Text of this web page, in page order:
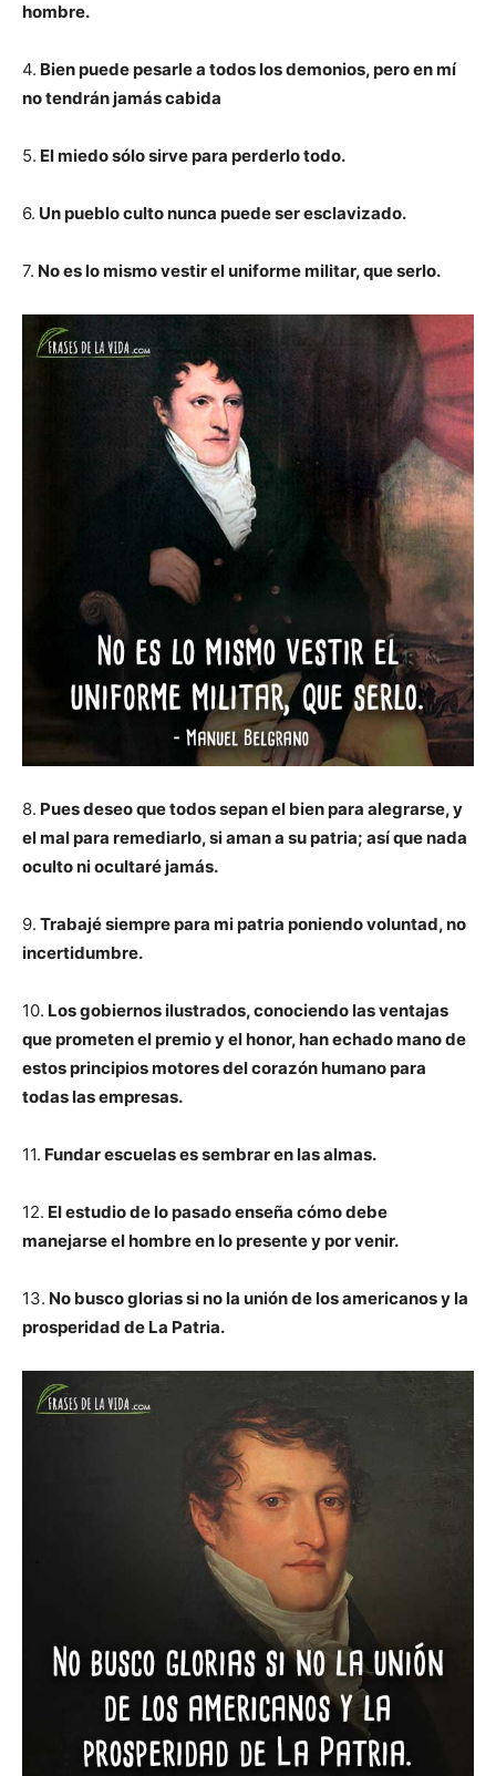
hombre.
4. Bien puede pesarle a todos los demonios, pero en mí
no tendrán jamás cabida
5. El miedo sólo sirve para perderlo todo.
6. Un pueblo culto nunca puede ser esclavizado.
7. No es lo mismo vestir el uniforme militar, que serlo.
8. Pues deseo que todos sepan el bien para alegrarse, y
el mal para remediarlo, si aman a su patria; así que nada
oculto ni ocultaré jamás.
9. Trabajé siempre para mi patria poniendo voluntad, no
incertidumbre.
10. Los gobiernos ilustrados, conociendo las ventajas
que prometen el premio y el honor, han echado mano de
estos principios motores del corazón humano para
todas las empresas.
11. Fundar escuelas es sembrar en las almas.
12. El estudio de lo pasado enseña cómo debe
manejarse el hombre en lo presente y por venir.
13. No busco glorias si no la unión de los americanos y la
prosperidad de La Patria.